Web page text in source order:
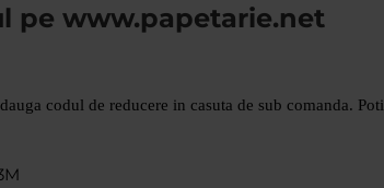
pe www.papetarie.net
codul de reducere in casuta de sub comanda. Poti